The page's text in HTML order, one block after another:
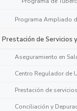
Programa Ampliado
Prestación de Servicios
Aseguramiento en
Centro Regulador de
Prestación de
Conciliación y